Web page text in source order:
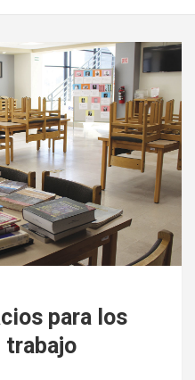
para los
trabajo